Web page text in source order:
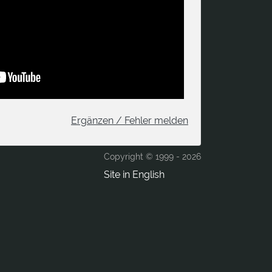
Ergänzen / Fehler melden
Copyright © 1999 - 2026
Site in English